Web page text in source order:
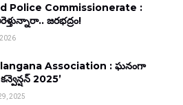
Police Commissionerate :
జరభద్రం!
Association : ఘనంగా
2025’
2025